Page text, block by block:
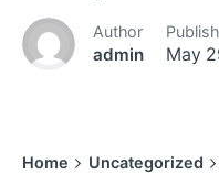
Author
admin May
Home
Uncategorized